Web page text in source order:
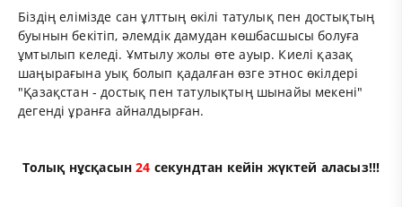
Біздің елімізде сан ұлттың өкілі татулық пен достықтың
буынын бекітіп, әлемдік дамудан көшбасшысы болуға
ұмтылып келеді. Ұмтылу жолы өте ауыр. Киелі қазақ
шаңырағына уық болып қадалған өзге этнос өкілдері
"Қазақстан - достық пен татулықтың шынайы мекені"
дегенді ұранға айналдырған.
Толық нұсқасын23 секундтан кейін жүктей аласыз!!!